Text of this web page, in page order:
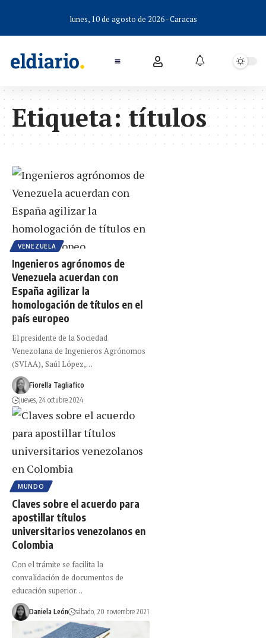
lunes, 10 de agosto de 2026 - Caracas
Etiqueta: títulos
VENEZUELA
Ingenieros agrónomos de
Venezuela acuerdan con
España agilizar la
homologación de títulos en el
país europeo
El presidente de la Sociedad
Venezolana de Ingenieros Agrónomos
(SVIAA), Saúl López,…
Fiorella Tagliafico
jueves, 24 octubre 2024
MUNDO
Claves sobre el acuerdo para
apostillar títulos
universitarios venezolanos en
Colombia
Con el trámite se facilita la
convalidación de documentos de
educación superior…
Daniela León sábado, 20 noviembre 2021